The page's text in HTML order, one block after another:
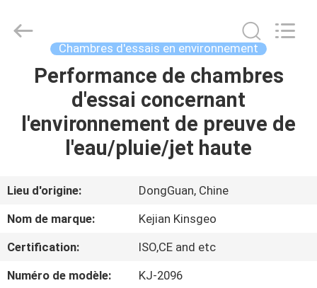
MAISON
DES
PRODUITS
AU
SUJET
DE
INSTRUMENT
CO.,LTD.
Chambres d'essais en environnement
Performance de chambres
d'essai concernant
l'environnement de preuve de
l'eau/pluie/jet haute
Lieu d'origine:
DongGuan, Chine
Nom de marque:
Kejian Kinsgeo
Certification:
ISO,CE and etc
Numéro de modèle:
KJ-2096